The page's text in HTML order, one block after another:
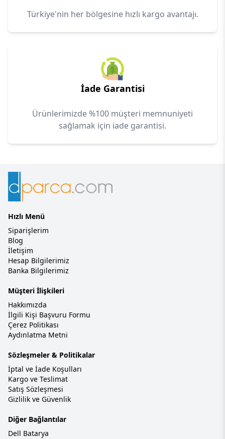
Türkiye'nin her bölgesine hızlı kargo avantajı.
İade Garantisi
Ürünlerimizde %100 müşteri memnuniyeti
sağlamak için iade garantisi.
Hızlı Menü
Siparişlerim
Blog
İletişim
Hesap Bilgilerimiz
Banka Bilgilerimiz
Müşteri İlişkileri
Hakkımızda
İlgili Kişi Başvuru Formu
Çerez Politikası
Aydınlatma Metni
Sözleşmeler & Politikalar
İptal ve İade Koşulları
Kargo ve Teslimat
Satış Sözleşmesi
Gizlilik ve Güvenlik
Diğer Bağlantılar
Dell Batarya